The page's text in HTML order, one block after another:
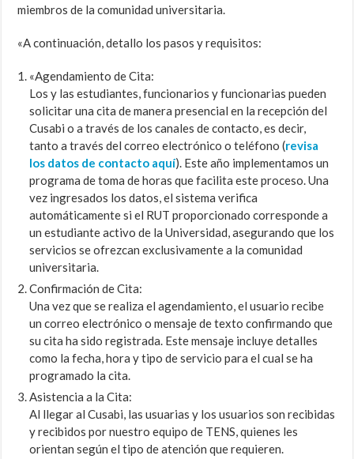
miembros de la comunidad universitaria.
«A continuación, detallo los pasos y requisitos:
«Agendamiento de Cita:
Los y las estudiantes, funcionarios y funcionarias pueden
solicitar una cita de manera presencial en la recepción del
Cusabi o a través de los canales de contacto, es decir,
tanto a través del correo electrónico o teléfono (revisa
los datos de contacto aquí). Este año implementamos un
programa de toma de horas que facilita este proceso. Una
vez ingresados los datos, el sistema verifica
automáticamente si el RUT proporcionado corresponde a
un estudiante activo de la Universidad, asegurando que los
servicios se ofrezcan exclusivamente a la comunidad
universitaria.
Confirmación de Cita:
Una vez que se realiza el agendamiento, el usuario recibe
un correo electrónico o mensaje de texto confirmando que
su cita ha sido registrada. Este mensaje incluye detalles
como la fecha, hora y tipo de servicio para el cual se ha
programado la cita.
Asistencia a la Cita:
Al llegar al Cusabi, las usuarias y los usuarios son recibidas
y recibidos por nuestro equipo de TENS, quienes les
orientan según el tipo de atención que requieren.